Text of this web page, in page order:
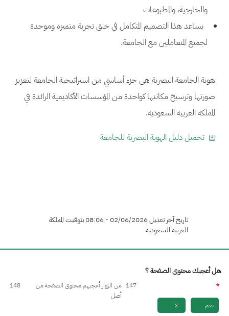
والخارجية، والمطبوعات
يساعد هذا التصميم المتكامل في خلق تجربة متميزة وموحدة
لجميع المتعاملين مع الجامعة.
هوية الجامعة البصرية هي جزء أساسي من استراتيجية الجامعة لتعزيز
صورتها وترسيخ مكانتها كواحدة من المؤسسات الأكاديمية الرائدة في
المملكة العربية السعودية.
تحميل دليل الهوية البصرية للجامعة
تاريخ آخر تعديل 02/06/2026 - 08:06 بتوقيت المملكة
العربية السعودية
هل أعجبك محتوى الصفحة ؟
نعم لا
147 من الزوار أعجبهم محتوى الصفحة من
أصل
148